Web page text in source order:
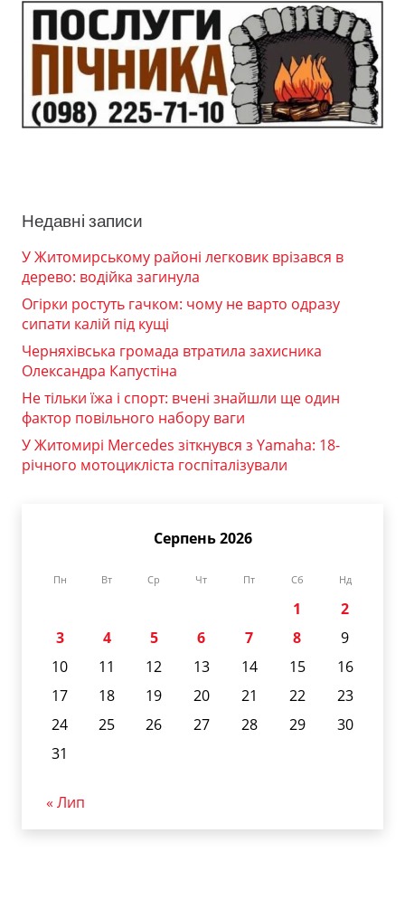
Недавні записи
У Житомирському районі легковик врізався в
дерево: водійка загинула
Огірки ростуть гачком: чому не варто одразу
сипати калій під кущі
Черняхівська громада втратила захисника
Олександра Капустіна
Не тільки їжа і спорт: вчені знайшли ще один
фактор повільного набору ваги
У Житомирі Mercedes зіткнувся з Yamaha: 18-
річного мотоцикліста госпіталізували
Серпень 2026
Пн Вт Ср Чт Пт Сб Нд
1
2
3
4 5 6 7 8
9
10
11 12 13 14 15
16
17
18 19 20 21 22
23
24
25 26 27 28 29
30
31
« Лип